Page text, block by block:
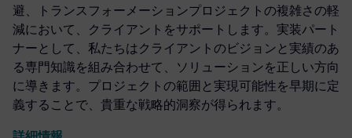
避、トランスフォーメーションプロジェクトの複雑さの軽
減において、クライアントをサポートします。実装パート
ナーとして、私たちはクライアントのビジョンと実績のあ
る専門知識を組み合わせて、ソリューションを正しい方向
に導きます。プロジェクトの範囲と実現可能性を早期に定
義することで、貴重な戦略的洞察が得られます。